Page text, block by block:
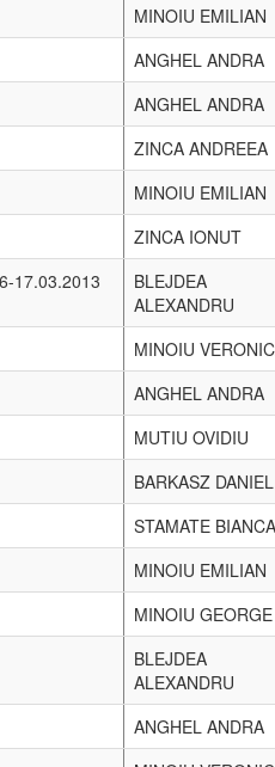
ANGHEL ANDRA
MINOIU VERONICA
ZINCA ANDREEA
BLEJDEA
ALEXANDRU
ANGHEL ANDRA
MINOIU VERONICA
ZINCA ANDREEA
ANGHEL ANDRA
MINOIU VERONICA
ANGHEL ANDRA
ZINCA ANDREEA
MINOIU EMILIAN
ZINCA ANDREEA
MINOIU EMILIAN
ANGHEL ANDRA
ZINCA ANDREEA